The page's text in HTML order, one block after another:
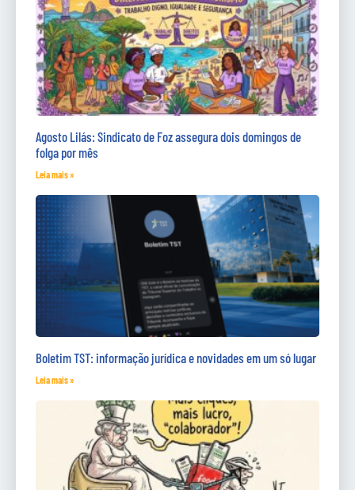
Agosto Lilás: Sindicato de Foz assegura dois domingos de
folga por mês
Leia mais »
Boletim TST: informação jurídica e novidades em um só lugar
Leia mais »